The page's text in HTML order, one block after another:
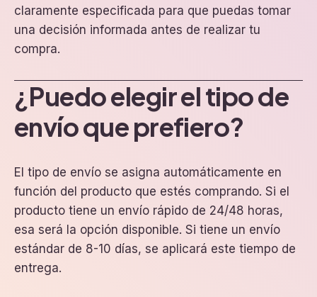
claramente especificada para que puedas tomar
una decisión informada antes de realizar tu
compra.
¿Puedo elegir el tipo de
envío que prefiero?
El tipo de envío se asigna automáticamente en
función del producto que estés comprando. Si el
producto tiene un envío rápido de 24/48 horas,
esa será la opción disponible. Si tiene un envío
estándar de 8-10 días, se aplicará este tiempo de
entrega.